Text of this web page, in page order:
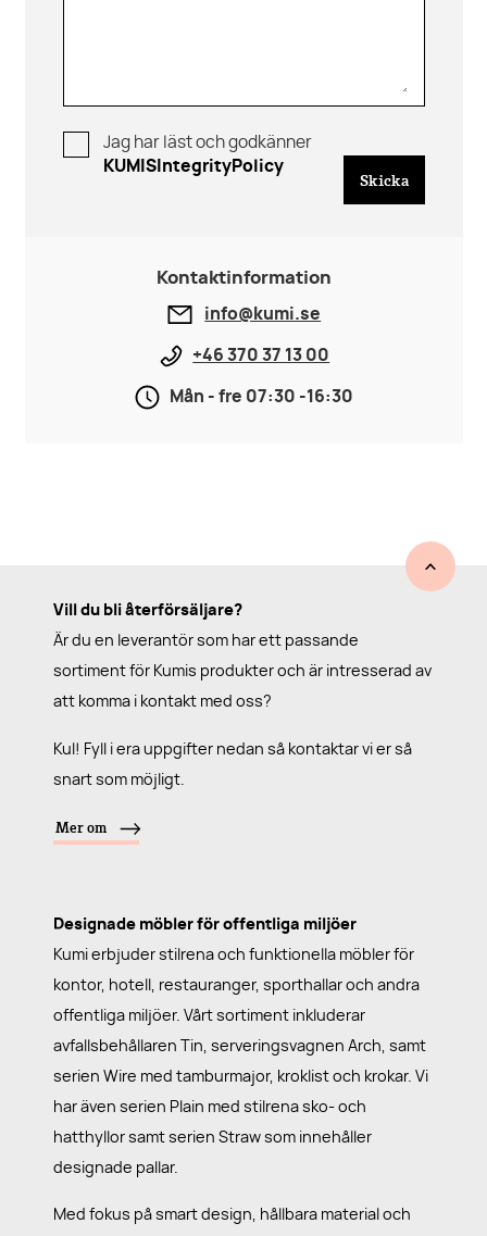
Jag har läst och godkänner
KUMISIntegrityPolicy
Skicka
Kontaktinformation
info@kumi.se
+46 370 37 13 00
Mån - fre 07:30 -16:30
Vill du bli återförsäljare?
Är du en leverantör som har ett passande
sortiment för Kumis produkter och är intresserad av
att komma i kontakt med oss?
Kul! Fyll i era uppgifter nedan så kontaktar vi er så
snart som möjligt.
Mer om
Designade möbler för offentliga miljöer
Kumi erbjuder stilrena och funktionella möbler för
kontor, hotell, restauranger, sporthallar och andra
offentliga miljöer. Vårt sortiment inkluderar
avfallsbehållaren Tin, serveringsvagnen Arch, samt
serien Wire med tamburmajor, kroklist och krokar. Vi
har även serien Plain med stilrena sko- och
hatthyllor samt serien Straw som innehåller
designade pallar.
Med fokus på smart design, hållbara material och